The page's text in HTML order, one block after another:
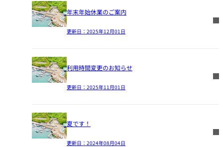
年末年始休業のご案内
更新日： 2025年12月01日
利用時間変更のお知らせ
更新日： 2025年11月01日
夏です！
更新日： 2024年08月04日